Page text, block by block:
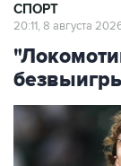
СПОРТ
20:11, 8 августа